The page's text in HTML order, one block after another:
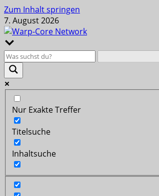
Zum Inhalt springen
7. August 2026
Nur Exakte Treffer
Titelsuche
Inhaltsuche